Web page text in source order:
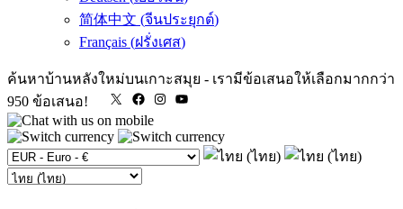
简体中文 (จีนประยุกต์)
Français (ฝรั่งเศส)
ค้นหาบ้านหลังใหม่บนเกาะสมุย - เรามีข้อเสนอให้เลือกมากกว่า
950 ข้อเสนอ!
X FacebookInstagram